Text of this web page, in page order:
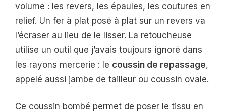
volume : les revers, les épaules, les coutures en
relief. Un fer à plat posé à plat sur un revers va
l’écraser au lieu de le lisser. La retoucheuse
utilise un outil que j’avais toujours ignoré dans
les rayons mercerie : le coussin de repassage,
appelé aussi jambe de tailleur ou coussin ovale.
Ce coussin bombé permet de poser le tissu en